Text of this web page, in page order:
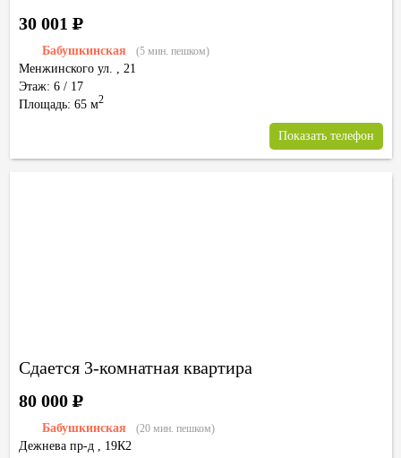
Бабушкинская (5 мин. пешком)
Менжинского ул. , 21
Этаж: 6 / 17
Площадь: 65 м2
30 001Р
Показать телефон
Сдается 3-комнатная квартира
Бабушкинская (20 мин. пешком)
Дежнева пр-д , 19К2
80 000Р